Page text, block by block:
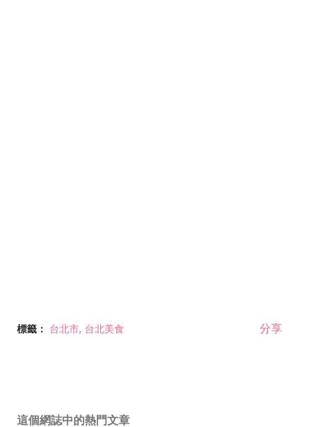
標籤： 台北市 台北美食 分享
這個網誌中的熱門文章